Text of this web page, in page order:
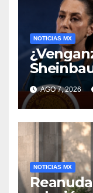
NOTICIAS MX
negra
Aguirre
AGO 7, 2026
NOTICIAS MX